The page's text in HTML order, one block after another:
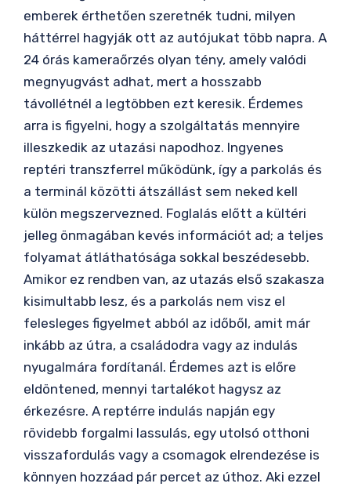
emberek érthetően szeretnék tudni, milyen
háttérrel hagyják ott az autójukat több napra. A
24 órás kameraőrzés olyan tény, amely valódi
megnyugvást adhat, mert a hosszabb
távollétnél a legtöbben ezt keresik. Érdemes
arra is figyelni, hogy a szolgáltatás mennyire
illeszkedik az utazási napodhoz. Ingyenes
reptéri transzferrel működünk, így a parkolás és
a terminál közötti átszállást sem neked kell
külön megszervezned. Foglalás előtt a kültéri
jelleg önmagában kevés információt ad; a teljes
folyamat átláthatósága sokkal beszédesebb.
Amikor ez rendben van, az utazás első szakasza
kisimultabb lesz, és a parkolás nem visz el
felesleges figyelmet abból az időből, amit már
inkább az útra, a családodra vagy az indulás
nyugalmára fordítanál. Érdemes azt is előre
eldöntened, mennyi tartalékot hagysz az
érkezésre. A reptérre indulás napján egy
rövidebb forgalmi lassulás, egy utolsó otthoni
visszafordulás vagy a csomagok elrendezése is
könnyen hozzáad pár percet az úthoz. Aki ezzel